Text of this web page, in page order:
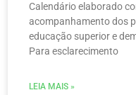
Calendário elaborado
acompanhamento dos
educação superior e
Para esclarecimento
LEIA MAIS »